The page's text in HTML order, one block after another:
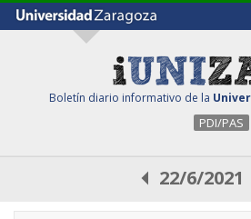
Boletín diario informativo de la
PDI/PAS
22/6/2021